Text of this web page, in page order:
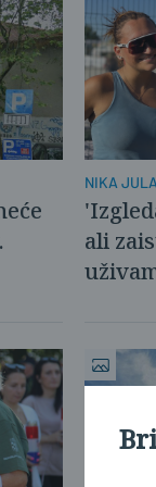
NIKA
ali